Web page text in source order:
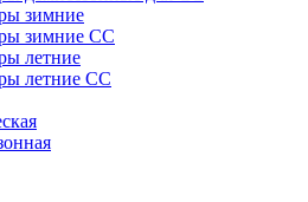
зимние
зимние СС
летние
летние СС